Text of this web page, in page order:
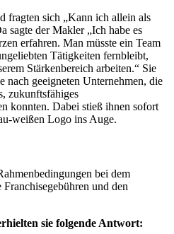
fragten sich „Kann ich allein als
sagte der Makler „Ich habe es
erfahren. Man müsste ein Team
Tätigkeiten fernbleibt,
Stärkenbereich arbeiten.“ Sie
nach geeigneten Unternehmen, die
zukunftsfähiges
konnten. Dabei stieß ihnen sofort
weißen Logo ins Auge.
bei dem
und den
sie folgende Antwort: